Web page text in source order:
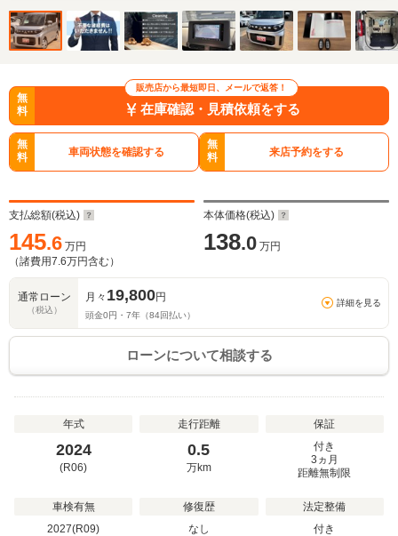
販売店から最短即日、メールで返答！
無
料
在庫確認・見積依頼をする
無
料
車両状態を確認する
無
料
来店予約をする
支払総額(税込)
145.6 万円
（諸費用7.6万円含む）
本体価格(税込)
138.0 万円
通常ローン
（税込）
月々 19,800円
頭金0円・ 7年（84回払い）
詳細を見る
ローンについて相談する
年式
2024
(R06)
走行距離
0.5
万km
保証
付き
3ヵ月
距離無制限
車検有無
2027(R09)
修復歴
なし
法定整備
付き